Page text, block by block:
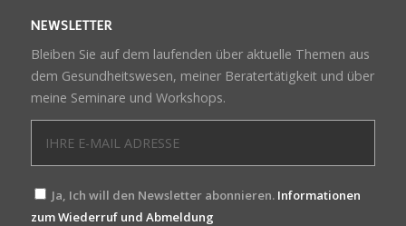
NEWSLETTER
Bleiben Sie auf dem laufenden über aktuelle Themen aus
dem Gesundheitswesen, meiner Beratertätigkeit und über
meine Seminare und Workshops.
Ja, Ich will den Newsletter abonnieren. Informationen
zum Wiederruf und Abmeldung